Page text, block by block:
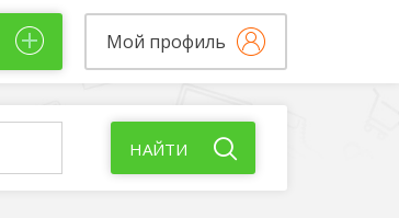
Мой профиль
НАЙТИ